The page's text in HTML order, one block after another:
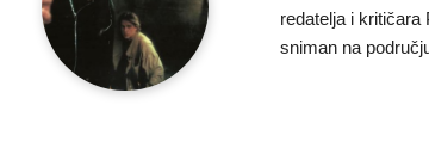
redatelja i kritičara
sniman na